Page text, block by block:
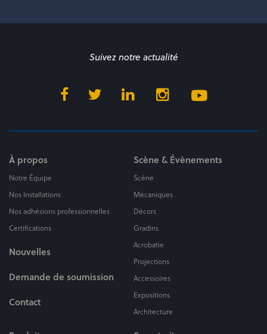
Suivez notre actualité
À propos
Notre Équipe
Nos Installations
Nos adhésions professionnelles
Certifications
Nouvelles
Demande de soumission
Contact
Scène & Évènements
Scène
Mécaniques
Décors
Gradins
Acrobatie
Projections
Accessoires
Expositions
Architecture